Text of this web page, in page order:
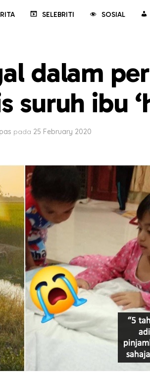
SELEBRITI SOSIAL
dalam
suruh ibu
pada 25 February 2020